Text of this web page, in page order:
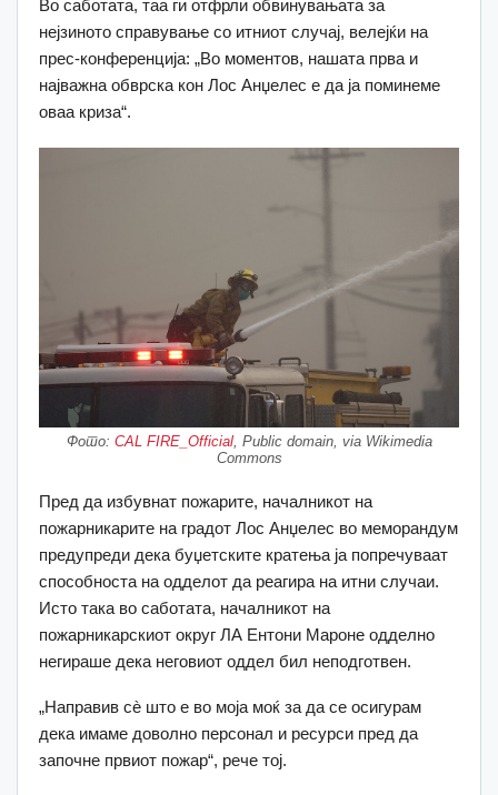
Во саботата, таа ги отфрли обвинувањата за
нејзиното справување со итниот случај, велејќи на
прес-конференција: „Во моментов, нашата прва и
најважна обврска кон Лос Анџелес е да ја поминеме
оваа криза“.
Фото: CAL FIRE_Official, Public domain, via Wikimedia
Commons
Пред да избувнат пожарите, началникот на
пожарникарите на градот Лос Анџелес во меморандум
предупреди дека буџетските кратења ја попречуваат
способноста на одделот да реагира на итни случаи.
Исто така во саботата, началникот на
пожарникарскиот округ ЛА Ентони Мароне одделно
негираше дека неговиот оддел бил неподготвен.
„Направив сè што е во моја моќ за да се осигурам
дека имаме доволно персонал и ресурси пред да
започне првиот пожар“, рече тој.